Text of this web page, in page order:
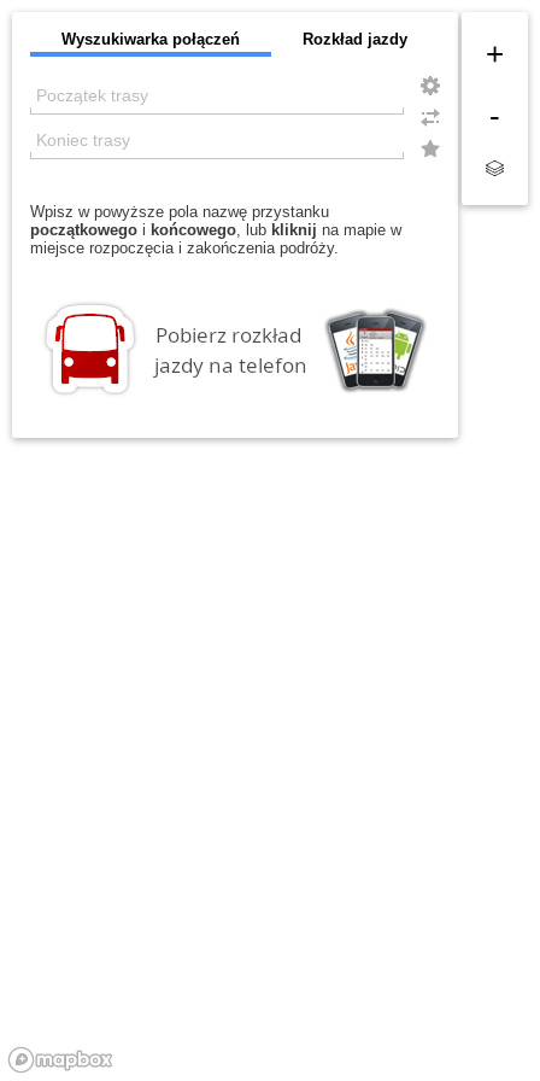
Wyszukiwarka połączeń Rozkład jazdy
Wpisz w powyższe pola nazwę przystanku
początkowego i końcowego, lub kliknij na mapie w
miejsce rozpoczęcia i zakończenia podróży.
+
-